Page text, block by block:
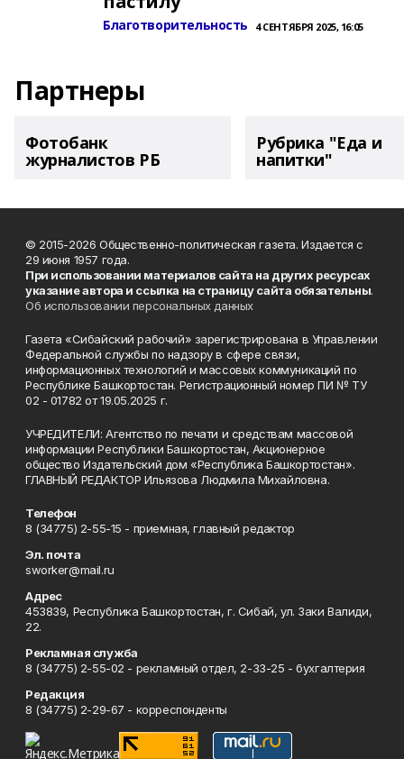
Благотворительность 4 СЕНТЯБРЯ 2025, 16:05
Партнеры
Фотобанк
журналистов РБ
Рубрика "Еда и
напитки"
© 2015-2026 Общественно-политическая газета. Издается с
29 июня 1957 года.
При использовании материалов сайта на других ресурсах
указание автора и ссылка на страницу сайта обязательны.
Об использовании персональных данных
Газета «Сибайский рабочий» зарегистрирована в Управлении
Федеральной службы по надзору в сфере связи,
информационных технологий и массовых коммуникаций по
Республике Башкортостан. Регистрационный номер ПИ № ТУ
02 - 01782 от 19.05.2025 г.
УЧРЕДИТЕЛИ: Агентство по печати и средствам массовой
информации Республики Башкортостан, Акционерное
общество Издательский дом «Республика Башкортостан».
ГЛАВНЫЙ РЕДАКТОР Ильязова Людмила Михайловна.
Телефон
8 (34775) 2-55-15 - приемная, главный редактор
Эл. почта
sworker@mail.ru
Адрес
453839, Республика Башкортостан, г. Сибай, ул. Заки Валиди,
22.
Рекламная служба
8 (34775) 2-55-02 - рекламный отдел, 2-33-25 - бухгалтерия
Редакция
8 (34775) 2-29-67 - корреспонденты